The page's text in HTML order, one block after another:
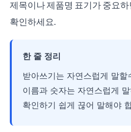
제목이나 제품명 표기가 중요
확인하세요.
한 줄 정리
받아쓰기는 자연스럽게 말할
이름과 숫자는 자연스럽게
확인하기 쉽게 끊어 말해야